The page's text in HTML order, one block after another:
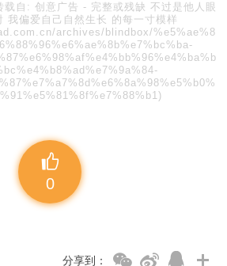
载自: 创意广告 - 完整或残缺 不过是他人眼
我偏爱自己自然生长 的每一寸模样
archives/blindbox/%e5%ae%8
0
分享到：